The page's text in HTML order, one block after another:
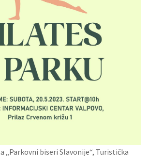
„Parkovni biseri Slavonije“, Turistička